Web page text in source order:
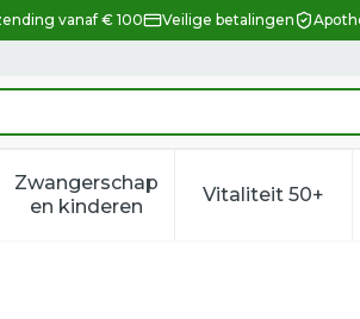
vanaf € 100 Veilige betalingen
verzorging en hygiëne categorie
voor Dieet, voeding en
Zwangerschap
en kinderenToon submenu voor
Vitaliteit 50+
Toon